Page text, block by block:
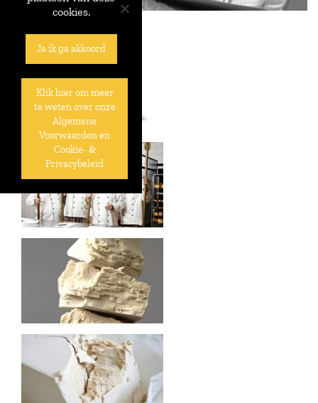
cookies.
Ja ik ga akkoord
Klik hier om meer
te weten over onze
Algemene
Voorwaarden en
Cookie- &
Privacybeleid